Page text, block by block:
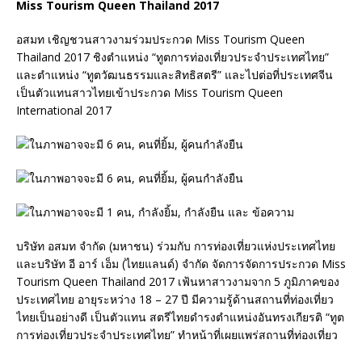
Miss Tourism Queen Thailand 2017
อสมท เชิญชวนสาวงามร่วมประกวด Miss Tourism Queen
Thailand 2017 ชิงตำแหน่ง “ทูตการท่องเที่ยวประจำประเทศไทย”
และตำแหน่ง “ทูตวัฒนธรรมและสิทธิสตรี” และไปต่อที่ประเทศจีน
เป็นตัวแทนสาวไทยเข้าประกวด Miss Tourism Queen
International 2017
บริษัท อสมท จำกัด (มหาชน) ร่วมกับ การท่องเที่ยวแห่งประเทศไทย
และบริษัท อี อาร์ เอ็ม (ไทยแลนด์) จำกัด จัดการจัดการประกวด Miss
Tourism Queen Thailand 2017 เฟ้นหาสาวงามจาก 5 ภูมิภาคของ
ประเทศไทย อายุระหว่าง 18 – 27 ปี มีความรู้ด้านสถานที่ท่องเที่ยว
ไทยเป็นอย่างดี เป็นตัวแทน สตรีไทยดำรงตำแหน่งอันทรงเกียรติ “ทูต
การท่องเที่ยวประจำประเทศไทย” ทำหน้าที่เผยแพร่สถานที่ท่องเที่ยว